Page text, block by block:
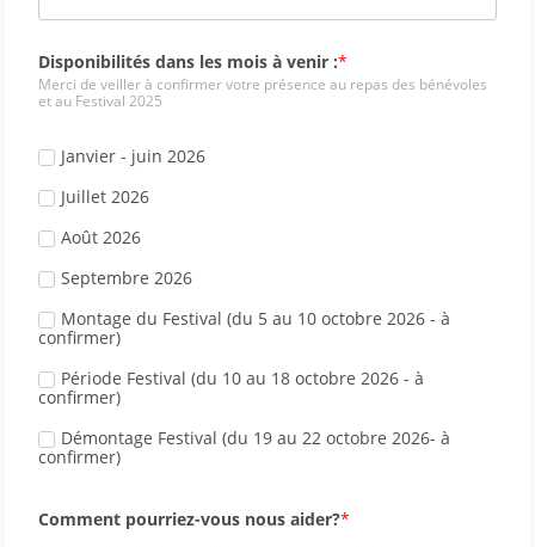
Disponibilités dans les mois à venir :
Merci de veiller à confirmer votre présence au repas des bénévoles
et au Festival 2025
Janvier - juin 2026
Juillet 2026
Août 2026
Septembre 2026
Montage du Festival (du 5 au 10 octobre 2026 - à
confirmer)
Période Festival (du 10 au 18 octobre 2026 - à
confirmer)
Démontage Festival (du 19 au 22 octobre 2026- à
confirmer)
Comment pourriez-vous nous aider?